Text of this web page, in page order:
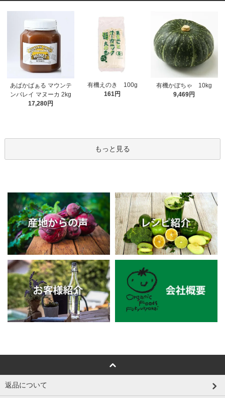
あぱかばぁる マウンテ
ンバレイ マヌーカ 2kg
17,280円
有機えのき 100g
161円
有機かぼちゃ 10kg
9,469円
もっと見る
返品について